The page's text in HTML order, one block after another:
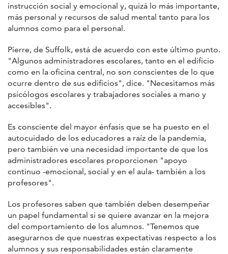
instrucción social y emocional y, quizá lo más importante,
más personal y recursos de salud mental tanto para los
alumnos como para el personal.
Pierre, de Suffolk, está de acuerdo con este último punto.
"Algunos administradores escolares, tanto en el edificio
como en la oficina central, no son conscientes de lo que
ocurre dentro de sus edificios", dice. "Necesitamos más
psicólogos escolares y trabajadores sociales a mano y
accesibles".
Es consciente del mayor énfasis que se ha puesto en el
autocuidado de los educadores a raíz de la pandemia,
pero también ve una necesidad importante de que los
administradores escolares proporcionen "apoyo
continuo -emocional, social y en el aula- también a los
profesores".
Los profesores saben que también deben desempeñar
un papel fundamental si se quiere avanzar en la mejora
del comportamiento de los alumnos. "Tenemos que
asegurarnos de que nuestras expectativas respecto a los
alumnos y sus responsabilidades están claramente